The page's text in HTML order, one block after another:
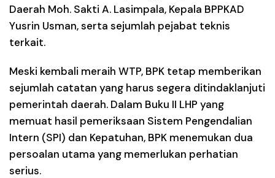
Daerah Moh. Sakti A. Lasimpala, Kepala BPPKAD
Yusrin Usman, serta sejumlah pejabat teknis
terkait.
Meski kembali meraih WTP, BPK tetap memberikan
sejumlah catatan yang harus segera ditindaklanjuti
pemerintah daerah. Dalam Buku II LHP yang
memuat hasil pemeriksaan Sistem Pengendalian
Intern (SPI) dan Kepatuhan, BPK menemukan dua
persoalan utama yang memerlukan perhatian
serius.